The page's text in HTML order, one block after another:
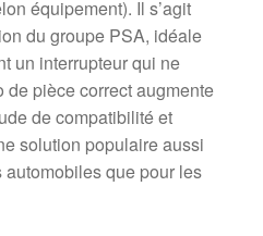
équipement). Il s’agit
du groupe PSA, idéale
un interrupteur qui ne
pièce correct augmente
de compatibilité et
solution populaire aussi
que pour les